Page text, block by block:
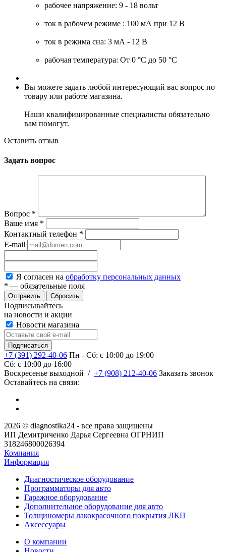
рабочее напряжение: 9 - 18 вольт
ток в рабочем режиме : 100 мА при 12 В
ток в режима сна: 3 мА - 12 В
рабочая температура: От 0 °C до 50 °C
Вы можете задать любой интересующий вас вопрос по
товару или работе магазина.
Наши квалифицированные специалисты обязательно
вам помогут.
Оставить отзыв
Задать вопрос
Вопрос *
Ваше имя *
Контактный телефон *
E-mail
Я согласен на обработку персональных данных
* — обязательные поля
Сбросить
Подписывайтесь
на новости и акции
Новости магазина
+7 (391) 292-40-06 Пн - Сб: c 10:00 до 19:00
Сб: c 10:00 до 16:00
​Воскресенье выходной / +7 (908) 212-40-06 Заказать звонок
Оставайтесь на связи:
2026 © diagnostika24 - все права защищены
ИП Демитриченко Дарья Сергеевна ОГРНИП
318246800026394
Компания
Информация
Диагностическое оборудование
Программаторы для авто
Гаражное оборудование
Дополнительное оборудование для авто
Толщиномеры лакокрасочного покрытия ЛКП
Аксессуары
О компании